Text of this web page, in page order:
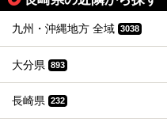
九州・沖縄地方 全域 3038
大分県 893
長崎県 232